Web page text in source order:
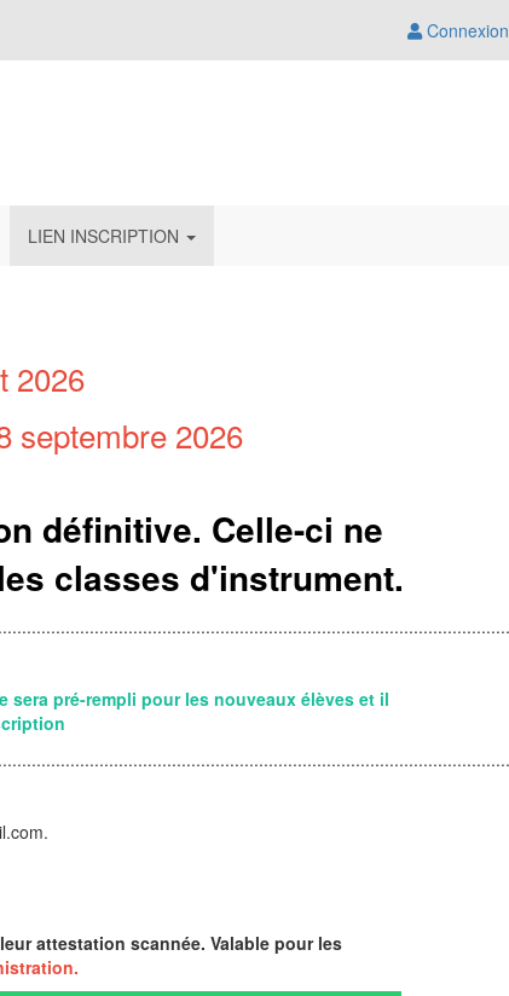
Connexion
LIEN INSCRIPTION
2026
septembre 2026
définitive. Celle-ci ne
classes d'instrument.
pré-rempli pour les nouveaux élèves et il
attestation scannée. Valable pour les